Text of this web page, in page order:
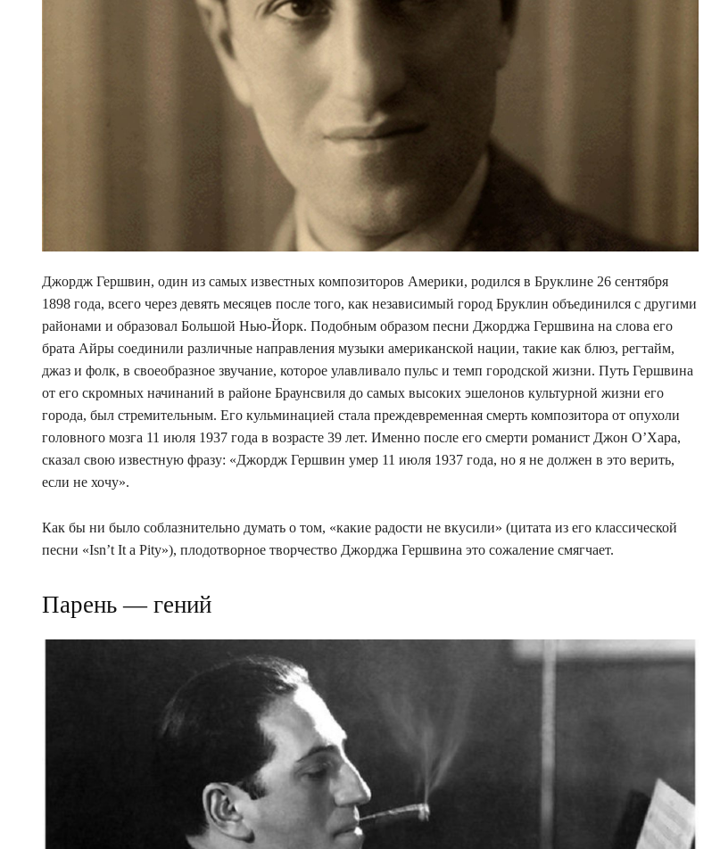
Джордж Гершвин, один из самых известных композиторов Америки, родился в Бруклине 26 сентября
1898 года, всего через девять месяцев после того, как независимый город Бруклин объединился с другими
районами и образовал Большой Нью-Йорк. Подобным образом песни Джорджа Гершвина на слова его
брата Айры соединили различные направления музыки американской нации, такие как блюз, регтайм,
джаз и фолк, в своеобразное звучание, которое улавливало пульс и темп городской жизни. Путь Гершвина
от его скромных начинаний в районе Браунсвиля до самых высоких эшелонов культурной жизни его
города, был стремительным. Его кульминацией стала преждевременная смерть композитора от опухоли
головного мозга 11 июля 1937 года в возрасте 39 лет. Именно после его смерти романист Джон О’Хара,
сказал свою известную фразу: «Джордж Гершвин умер 11 июля 1937 года, но я не должен в это верить,
если не хочу».
Как бы ни было соблазнительно думать о том, «какие радости не вкусили» (цитата из его классической
песни «Isn’t It a Pity»), плодотворное творчество Джорджа Гершвина это сожаление смягчает.
Парень — гений